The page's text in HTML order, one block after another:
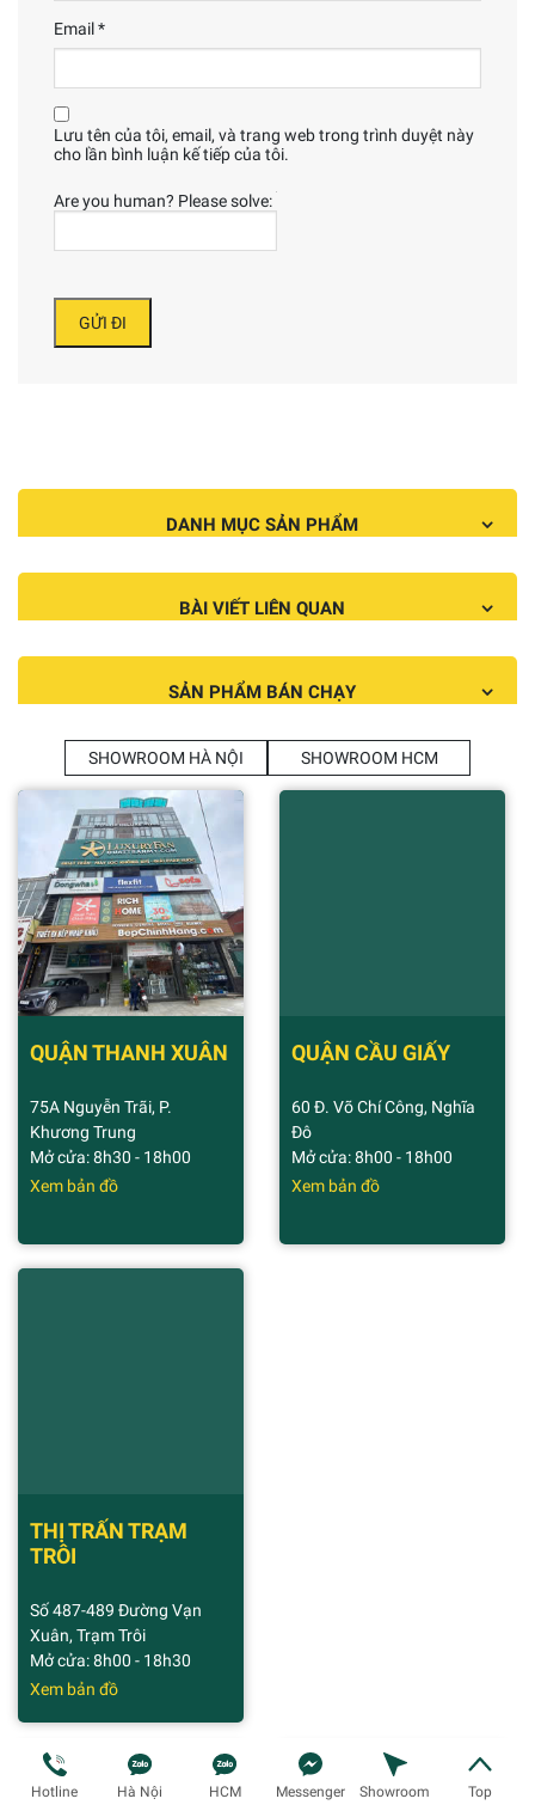
Email*
Lưu tên của tôi, email, và trang web trong trình duyệt này
cho lần bình luận kế tiếp của tôi.
Are you human? Please solve:
DANH MỤC SẢN PHẨM
BÀI VIẾT LIÊN QUAN
SẢN PHẨM BÁN CHẠY
SHOWROOM HÀ NỘI SHOWROOM HCM
QUẬN THANH XUÂN
75A Nguyễn Trãi, P.
Khương Trung
Mở cửa: 8h30 - 18h00
Xem bản đồ
QUẬN CẦU GIẤY
60 Đ. Võ Chí Công, Nghĩa
Đô
Mở cửa: 8h00 - 18h00
Xem bản đồ
THỊ TRẤN TRẠM
TRÔI
Số 487-489 Đường Vạn
Xuân, Trạm Trôi
Mở cửa: 8h00 - 18h30
Xem bản đồ
Hotline Hà Nội HCM Messenger Showroom Top